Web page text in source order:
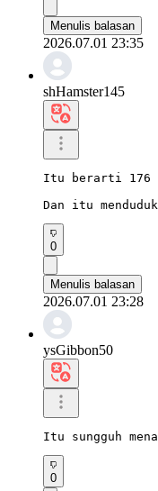
Menulis balasan
2026.07.01 23:35
shHamster145
Itu berarti 176
Dan itu
0
Menulis balasan
2026.07.01 23:28
ysGibbon50
Itu sungguh
0